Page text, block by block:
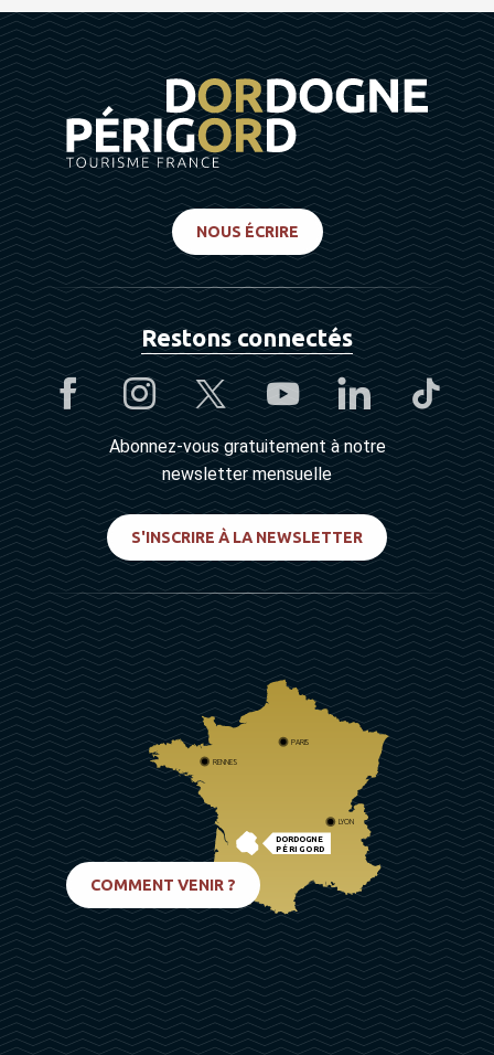
NOUS ÉCRIRE
Restons connectés
Abonnez-vous gratuitement à notre
newsletter mensuelle
S'INSCRIRE À LA NEWSLETTER
DORDOGNE
PÉRIGORD
PARIS
RENNES
LYON
COMMENT VENIR ?